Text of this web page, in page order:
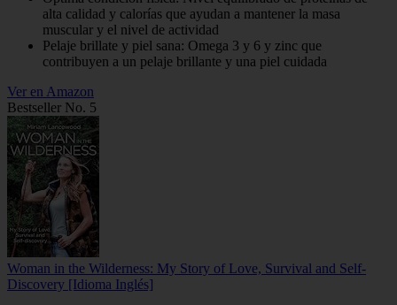
alta calidad y calorías que ayudan a mantener la masa
muscular y el nivel de actividad
Pelaje brillate y piel sana: Omega 3 y 6 y zinc que
contribuyen a un pelaje brillante y una piel cuidada
Ver en Amazon
Bestseller No. 5
Woman in the Wilderness: My Story of Love, Survival and Self-
Discovery [Idioma Inglés]